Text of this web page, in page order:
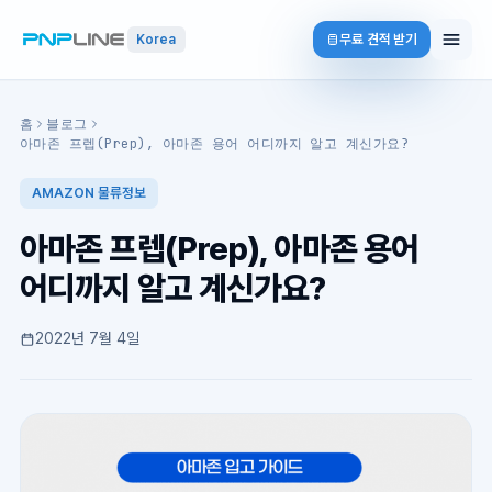
Korea 무료 견적 받기
홈
블로그
아마존 프렙(Prep), 아마존 용어 어디까지 알고 계신가요?
AMAZON 물류정보
아마존 프렙(Prep), 아마존 용어
어디까지 알고 계신가요?
2022년 7월 4일